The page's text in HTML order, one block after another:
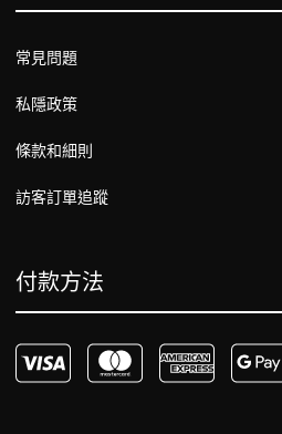
常見問題
私隱政策
條款和細則
訪客訂單追蹤
付款方法